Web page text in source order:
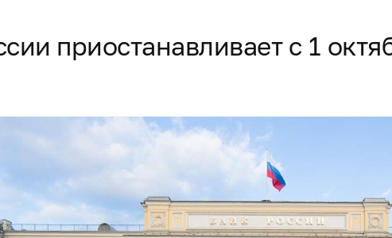
приостанавливает с 1